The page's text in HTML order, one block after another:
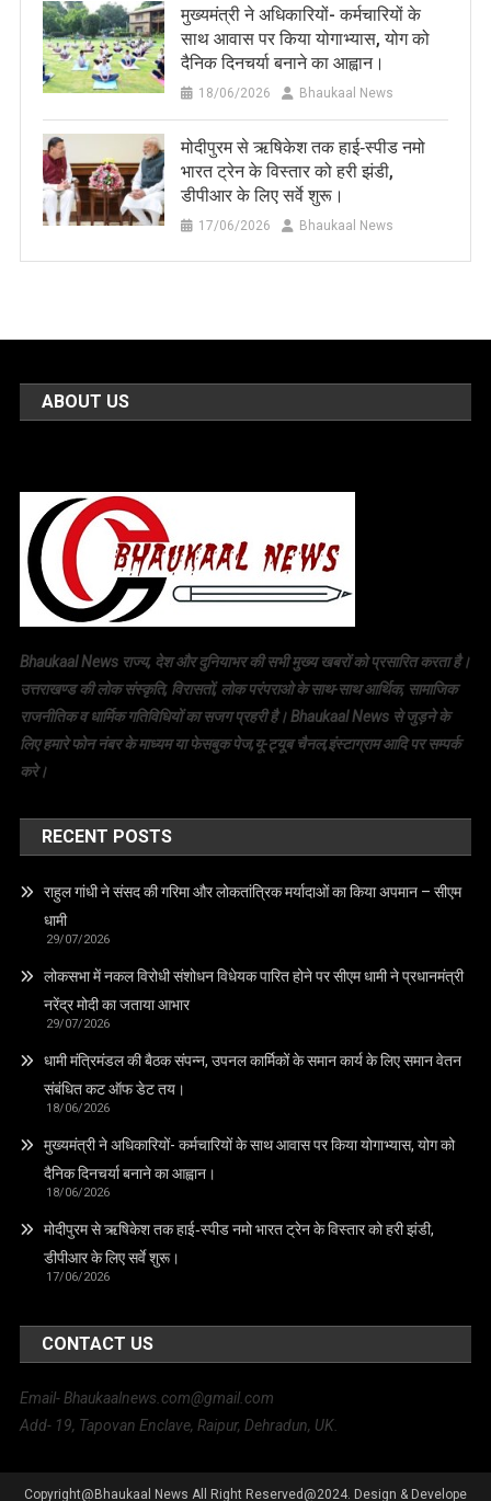
मुख्यमंत्री ने अधिकारियों- कर्मचारियों के
साथ आवास पर किया योगाभ्यास, योग को
दैनिक दिनचर्या बनाने का आह्वान।
18/06/2026 Bhaukaal News
मोदीपुरम से ऋषिकेश तक हाई‑स्पीड नमो
भारत ट्रेन के विस्तार को हरी झंडी,
डीपीआर के लिए सर्वे शुरू।
17/06/2026 Bhaukaal News
ABOUT US
Bhaukaal News राज्य, देश और दुनियाभर की सभी मुख्य खबरों को प्रसारित करता है।
उत्तराखण्ड की लोक संस्कृति, विरासतों, लोक परंपराओ के साथ-साथ आर्थिक, सामाजिक
राजनीतिक व धार्मिक गतिविधियों का सजग प्रहरी है। Bhaukaal News से जुड़ने के
लिए हमारे फोन नंबर के माध्यम या फेसबुक पेज,यू-ट्यूब चैनल,इंस्टाग्राम आदि पर सम्पर्क
करे।
RECENT POSTS
राहुल गांधी ने संसद की गरिमा और लोकतांत्रिक मर्यादाओं का किया अपमान – सीएम
धामी
29/07/2026
लोकसभा में नकल विरोधी संशोधन विधेयक पारित होने पर सीएम धामी ने प्रधानमंत्री
नरेंद्र मोदी का जताया आभार
29/07/2026
धामी मंत्रिमंडल की बैठक संपन्न, उपनल कार्मिकों के समान कार्य के लिए समान वेतन
संबंधित कट ऑफ डेट तय।
18/06/2026
मुख्यमंत्री ने अधिकारियों- कर्मचारियों के साथ आवास पर किया योगाभ्यास, योग को
दैनिक दिनचर्या बनाने का आह्वान।
18/06/2026
मोदीपुरम से ऋषिकेश तक हाई‑स्पीड नमो भारत ट्रेन के विस्तार को हरी झंडी,
डीपीआर के लिए सर्वे शुरू।
17/06/2026
CONTACT US
Email- Bhaukaalnews.com@gmail.com
Add- 19, Tapovan Enclave, Raipur, Dehradun, UK.
Copyright@Bhaukaal News All Right Reserved@2024. Design & Develope